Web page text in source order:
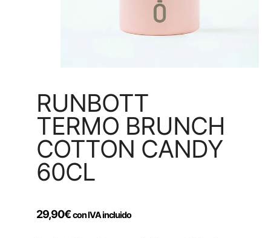
RUNBOTT
TERMO BRUNCH
COTTON CANDY
60CL
29,90€con IVA incluido